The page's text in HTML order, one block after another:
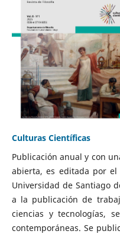
Culturas Científicas
Publicación anual y con
abierta, es editada por
Universidad de Santiago
a la publicación de
ciencias y tecnologías,
contemporáneas. Se